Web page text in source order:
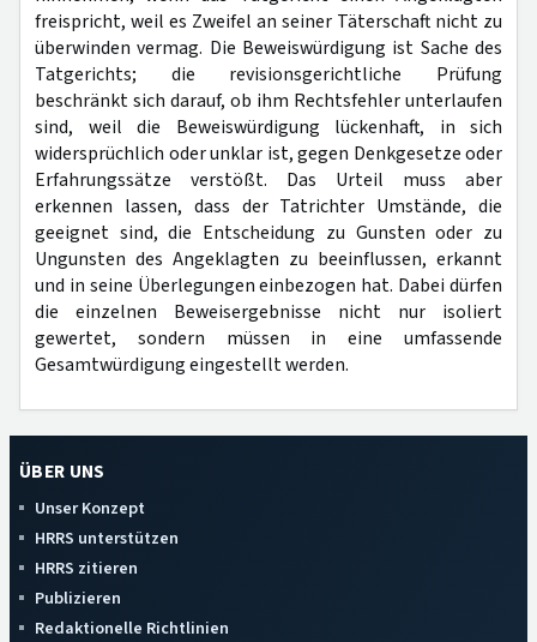
freispricht, weil es Zweifel an seiner Täterschaft nicht zu
überwinden vermag. Die Beweiswürdigung ist Sache des
Tatgerichts; die revisionsgerichtliche Prüfung
beschränkt sich darauf, ob ihm Rechtsfehler unterlaufen
sind, weil die Beweiswürdigung lückenhaft, in sich
widersprüchlich oder unklar ist, gegen Denkgesetze oder
Erfahrungssätze verstößt. Das Urteil muss aber
erkennen lassen, dass der Tatrichter Umstände, die
geeignet sind, die Entscheidung zu Gunsten oder zu
Ungunsten des Angeklagten zu beeinflussen, erkannt
und in seine Überlegungen einbezogen hat. Dabei dürfen
die einzelnen Beweisergebnisse nicht nur isoliert
gewertet, sondern müssen in eine umfassende
Gesamtwürdigung eingestellt werden.
ÜBER UNS
Unser Konzept
HRRS unterstützen
HRRS zitieren
Publizieren
Redaktionelle Richtlinien